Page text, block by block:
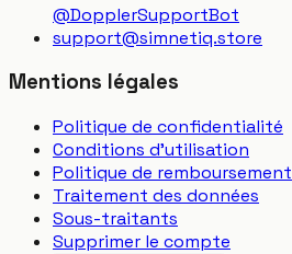
@DopplerSupportBot
support@simnetiq.store
Mentions légales
Politique de confidentialité
Conditions d'utilisation
Politique de remboursement
Traitement des données
Sous-traitants
Supprimer le compte